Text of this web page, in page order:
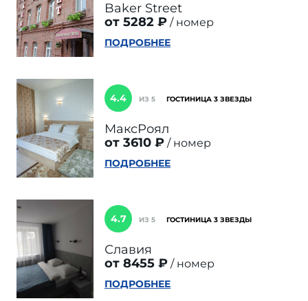
Baker Street
от 5282 ₽
номер
ПОДРОБНЕЕ
4.4 ИЗ 5 ГОСТИНИЦА 3 ЗВЕЗДЫ
МаксРоял
от 3610 ₽
номер
ПОДРОБНЕЕ
4.7 ИЗ 5 ГОСТИНИЦА 3 ЗВЕЗДЫ
Славия
от 8455 ₽
номер
ПОДРОБНЕЕ